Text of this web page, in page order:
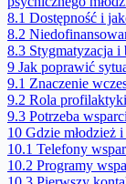
8.1 Dostępność i
8.2
8.3 Stygmatyzacja i
9 Jak poprawić
9.1 Znaczenie
9.2 Rola
9.3 Potrzeba
10 Gdzie młodzież
10.1 Telefony
10.2 Programy